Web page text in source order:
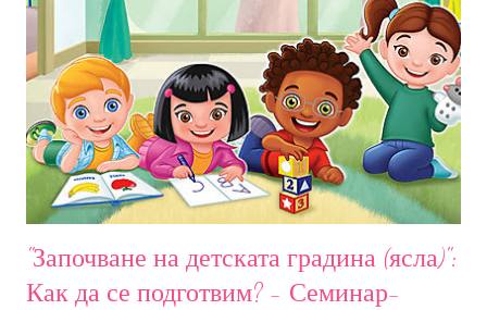
психолог в РадостИ. Дипломиран психолог в Университет
Бремен (Германия). И Не на последно място майка на две
деца. Очаквам ви в петък 09.02.2024. от 09:30ч. Такса за
участие 40лв . Семинарът ще се проведе в платформата
Zoom. Всички записали се ще получат линк и код за достъп.
Запис от събитието ще бъде на разположение на
участниците в срок от 10 дни. Всеки уч...
"Започване на детската градина (ясла)":
Как да се подготвим? - Семинар-